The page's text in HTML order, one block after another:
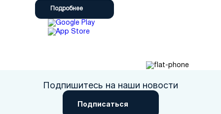
Подробнее
Подпишитесь на наши новости
Подписаться